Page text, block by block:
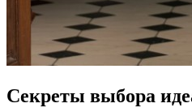
Секреты выбора